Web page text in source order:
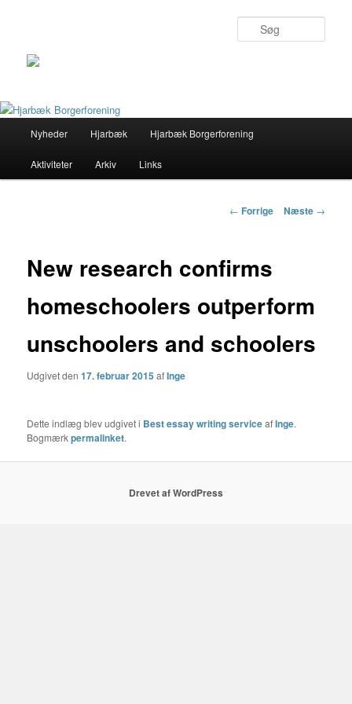
Fortsæt
til
Nyheder Hjarbæk Hjarbæk Borgerforening
Aktiviteter Arkiv Links
Indlægs
← Forrige Næste →
New research confirms
homeschoolers outperform
unschoolers and schoolers
Udgivet den17. februar 2015 afInge
Dette indlæg blev udgivet i Best essay writing serviceafInge.
Bogmærkpermalinket.
Drevet af WordPress